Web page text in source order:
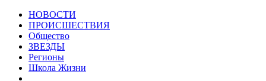
НОВОСТИ
ПРОИСШЕСТВИЯ
Общество
ЗВЕЗДЫ
Регионы
Школа Жизни